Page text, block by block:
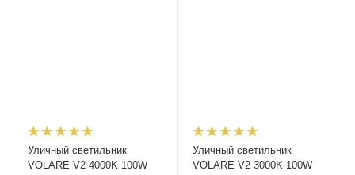
Уличный светильник
VOLARE V2 4000K 100W
Уличный светильник
VOLARE V2 3000K 100W